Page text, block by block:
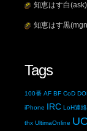
知恵はす白(ask)
知恵はす黒
Tags
100番 AF BF CoD
iPhone IRC LoH連
thx UltimaOnline